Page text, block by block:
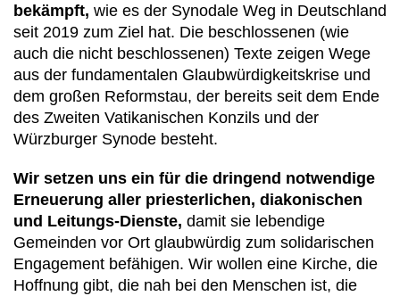
bekämpft, wie es der Synodale Weg in Deutschland
seit 2019 zum Ziel hat. Die beschlossenen (wie
auch die nicht beschlossenen) Texte zeigen Wege
aus der fundamentalen Glaubwürdigkeitskrise und
dem großen Reformstau, der bereits seit dem Ende
des Zweiten Vatikanischen Konzils und der
Würzburger Synode besteht.
Wir setzen uns ein für die dringend notwendige
Erneuerung aller priesterlichen, diakonischen
und Leitungs-Dienste, damit sie lebendige
Gemeinden vor Ort glaubwürdig zum solidarischen
Engagement befähigen. Wir wollen eine Kirche, die
Hoffnung gibt, die nah bei den Menschen ist, die